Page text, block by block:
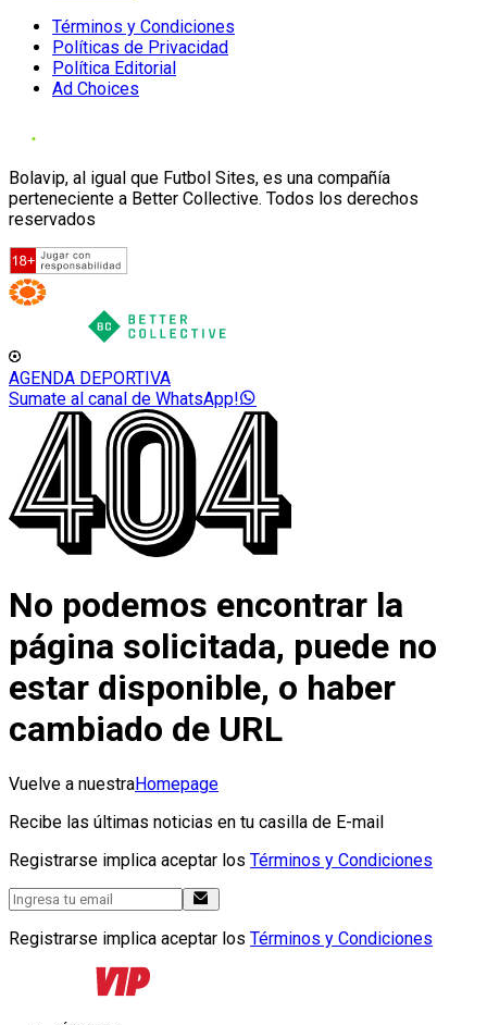
Términos y Condiciones
Políticas de Privacidad
Política Editorial
Ad Choices
Bolavip, al igual que Futbol Sites, es una compañía
perteneciente a Better Collective. Todos los derechos
reservados
AGENDA DEPORTIVA
Sumate al canal de WhatsApp!
No podemos encontrar la
página solicitada, puede no
estar disponible, o haber
cambiado de URL
Vuelve a nuestraHomepage
Recibe las últimas noticias en tu casilla de E-mail
Registrarse implica aceptar los Términos y Condiciones
Registrarse implica aceptar los Términos y Condiciones